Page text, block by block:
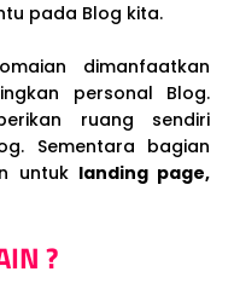
pada Blog kita.
dimanfaatkan
personal Blog.
ruang sendiri
Sementara bagian
untuk landing page,
?